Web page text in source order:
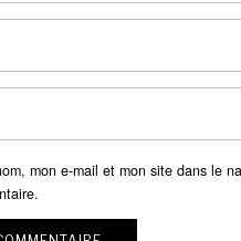
mon e-mail et mon site dans le